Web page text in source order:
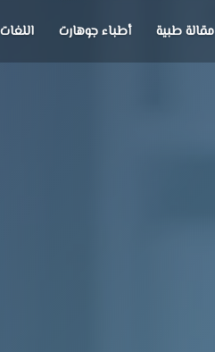
مقالة طبية أطباء جوهارت اللغات